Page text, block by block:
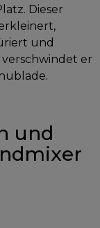
Dieser
und
er
und